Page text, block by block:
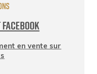
en vente sur